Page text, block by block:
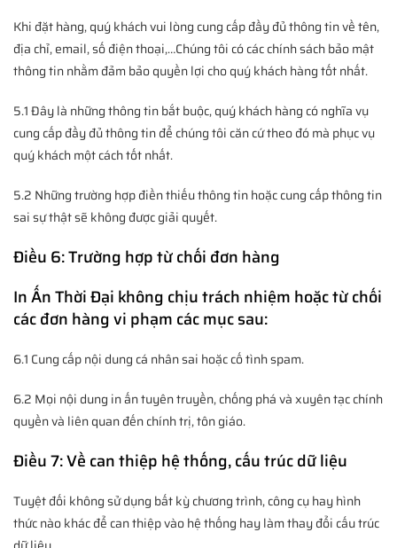
Khi đặt hàng, quý khách vui lòng cung cấp đầy đủ thông tin về tên,
địa chỉ, email, số điện thoại,…Chúng tôi có các chính sách bảo mật
thông tin nhằm đảm bảo quyền lợi cho quý khách hàng tốt nhất.
5.1 Đây là những thông tin bắt buộc, quý khách hàng có nghĩa vụ
cung cấp đầy đủ thông tin để chúng tôi căn cứ theo đó mà phục vụ
quý khách một cách tốt nhất.
5.2 Những trường hợp điền thiếu thông tin hoặc cung cấp thông tin
sai sự thật sẽ không được giải quyết.
Điều 6: Trường hợp từ chối đơn hàng
In Ấn Thời Đại không chịu trách nhiệm hoặc từ chối
các đơn hàng vi phạm các mục sau:
6.1 Cung cấp nội dung cá nhân sai hoặc cố tình spam.
6.2 Mọi nội dung in ấn tuyên truyền, chống phá và xuyên tạc chính
quyền và liên quan đến chính trị, tôn giáo.
Điều 7: Về can thiệp hệ thống, cấu trúc dữ liệu
Tuyệt đối không sử dụng bất kỳ chương trình, công cụ hay hình
thức nào khác để can thiệp vào hệ thống hay làm thay đổi cấu trúc